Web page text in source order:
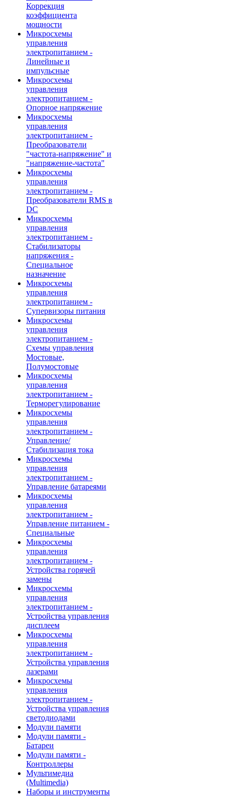
Коррекция
коэффициента
мощности
Микросхемы
управления
электропитанием -
Линейные и
импульсные
Микросхемы
управления
электропитанием -
Опорное напряжение
Микросхемы
управления
электропитанием -
Преобразователи
"частота-напряжение" и
"напряжение-частота"
Микросхемы
управления
электропитанием -
Преобразователи RMS в
DC
Микросхемы
управления
электропитанием -
Стабилизаторы
напряжения -
Специальное
назначение
Микросхемы
управления
электропитанием -
Супервизоры питания
Микросхемы
управления
электропитанием -
Схемы управления
Мостовые,
Полумостовые
Микросхемы
управления
электропитанием -
Терморегулирование
Микросхемы
управления
электропитанием -
Управление/
Стабилизация тока
Микросхемы
управления
электропитанием -
Управление батареями
Микросхемы
управления
электропитанием -
Управление питанием -
Специальные
Микросхемы
управления
электропитанием -
Устройства горячей
замены
Микросхемы
управления
электропитанием -
Устройства управления
дисплеем
Микросхемы
управления
электропитанием -
Устройства управления
лазерами
Микросхемы
управления
электропитанием -
Устройства управления
светодиодами
Модули памяти
Модули памяти -
Батареи
Модули памяти -
Контроллеры
Мультимедиа
(Multimedia)
Наборы и инструменты